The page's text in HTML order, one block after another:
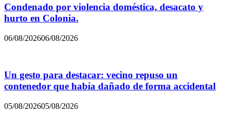
Condenado por violencia doméstica, desacato y
hurto en Colonia.
06/08/202606/08/2026
Un gesto para destacar: vecino repuso un
contenedor que había dañado de forma accidental
05/08/202605/08/2026